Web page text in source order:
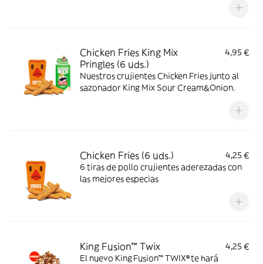
Chicken Fries King Mix
Pringles (6 uds.)
4,95 €
Nuestros crujientes Chicken Fries junto al
sazonador King Mix Sour Cream&Onion.
Chicken Fries (6 uds.)
4,25 €
6 tiras de pollo crujientes aderezadas con
las mejores especias
King Fusion™ Twix
4,25 €
El nuevo King Fusion™ TWIX® te hará